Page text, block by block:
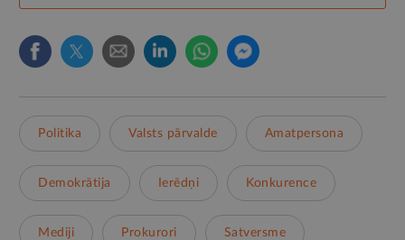
Politika Valsts pārvalde Amatpersona
Demokrātija Ierēdņi Konkurence
Mediji Prokurori Satversme